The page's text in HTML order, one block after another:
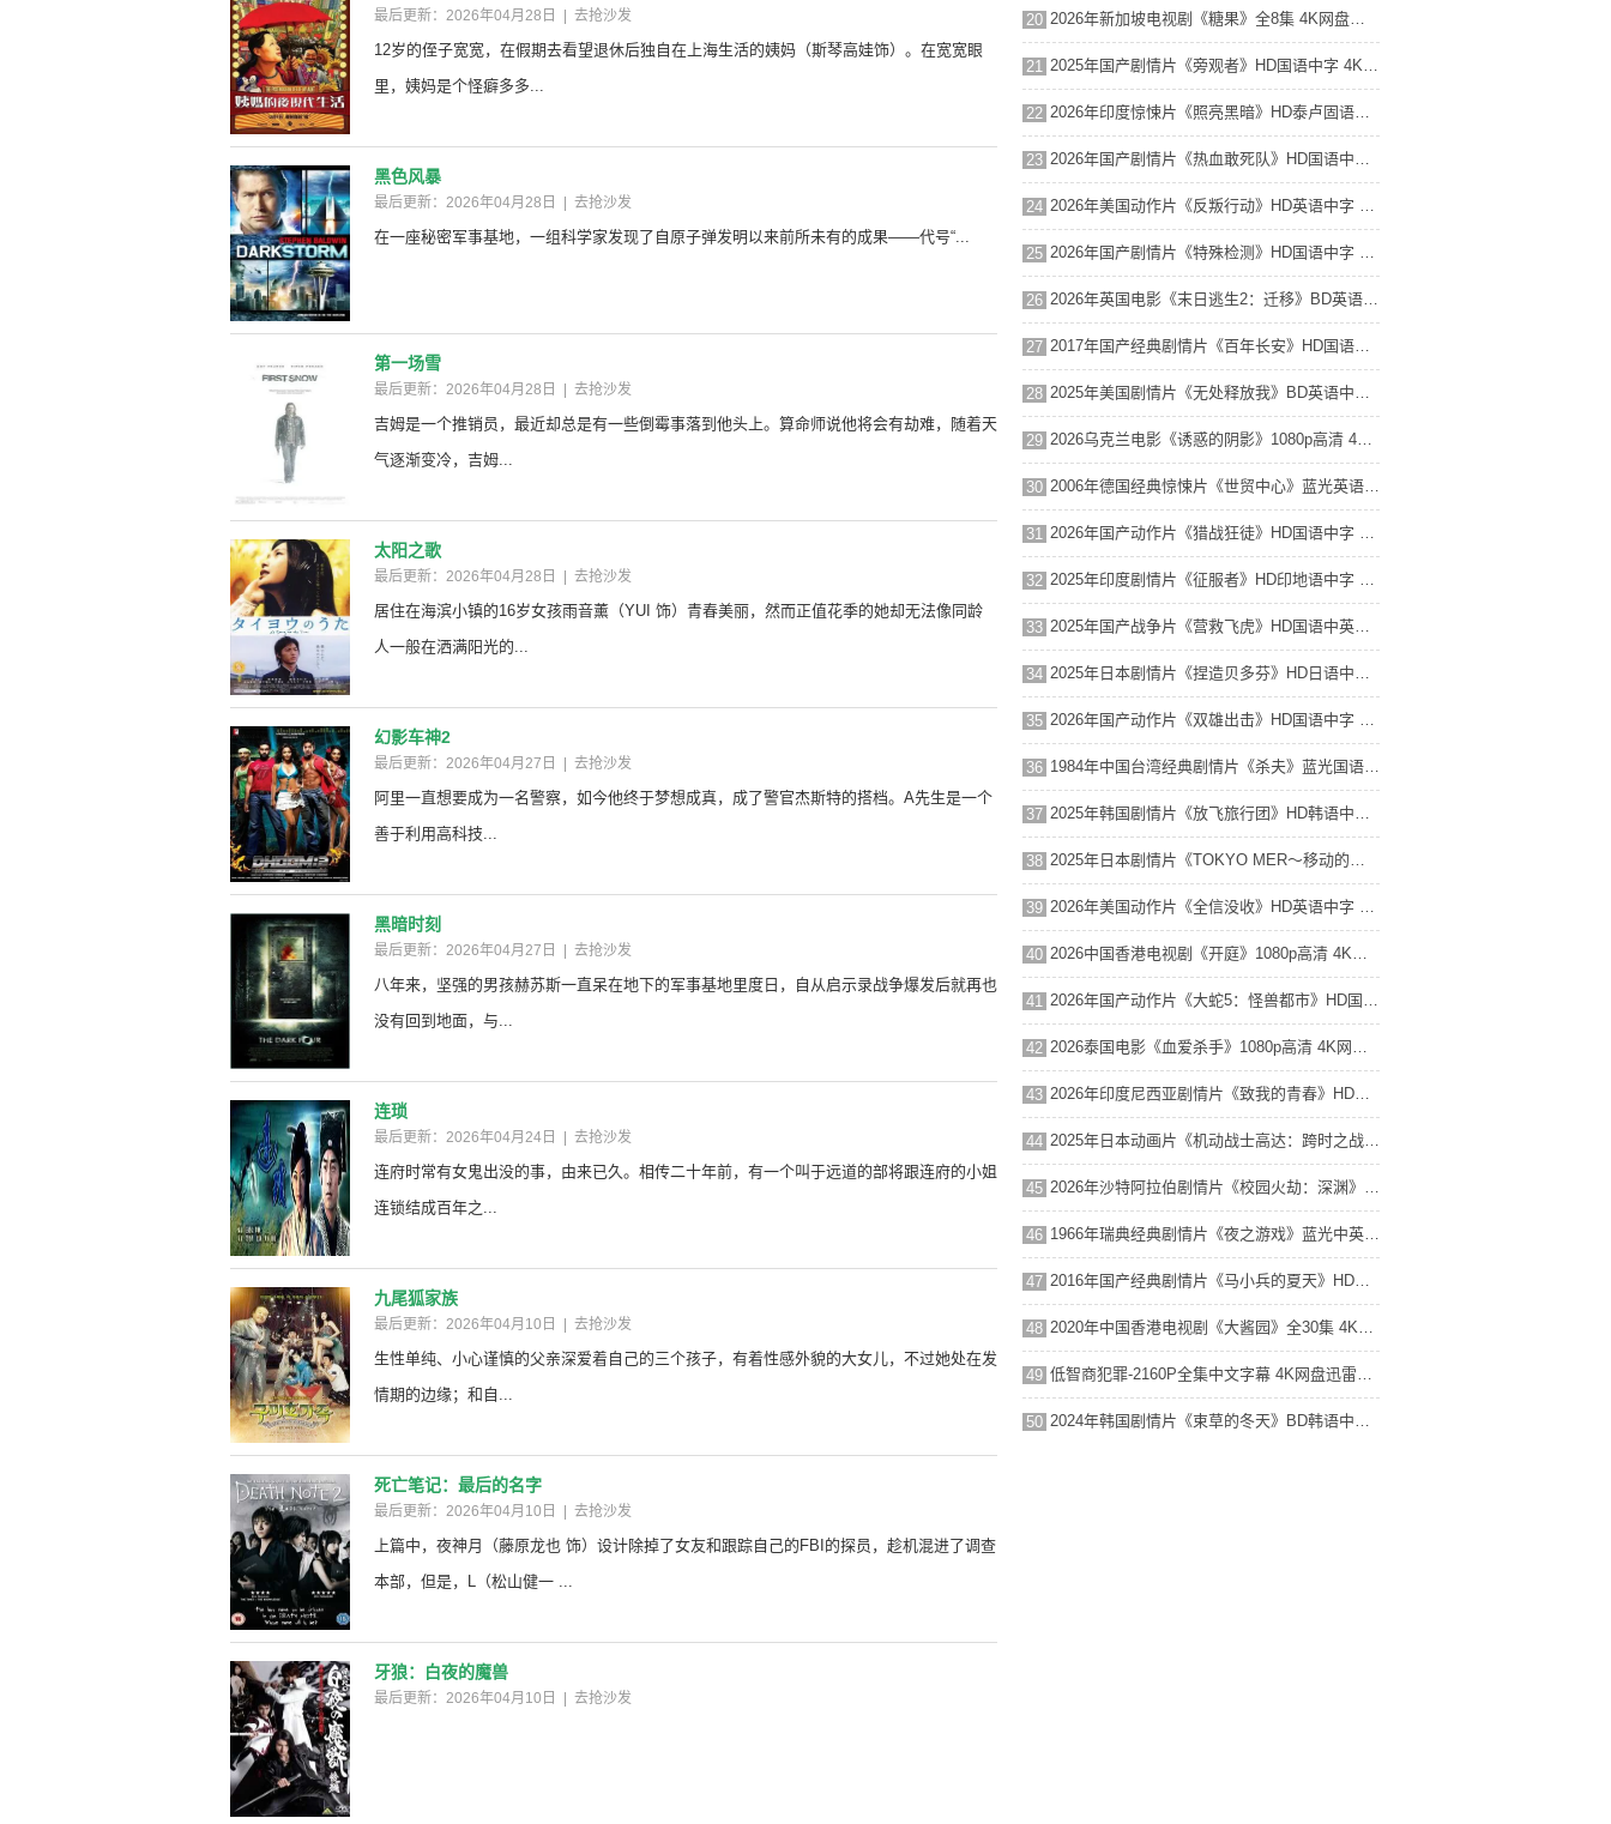
最后更新：2026年04月28日 去抢沙发
12岁的侄子宽宽，在假期去看望退休后独自在上海生活的姨妈（斯琴高娃饰）。在宽宽眼
里，姨妈是个怪癖多多...
黑色风暴
最后更新：2026年04月28日 去抢沙发
在一座秘密军事基地，一组科学家发现了自原子弹发明以来前所未有的成果——代号“...
第一场雪
最后更新：2026年04月28日 去抢沙发
吉姆是一个推销员，最近却总是有一些倒霉事落到他头上。算命师说他将会有劫难，随着天
气逐渐变冷，吉姆...
太阳之歌
最后更新：2026年04月28日 去抢沙发
居住在海滨小镇的16岁女孩雨音薰（YUI 饰）青春美丽，然而正值花季的她却无法像同龄
人一般在洒满阳光的...
幻影车神2
最后更新：2026年04月27日 去抢沙发
阿里一直想要成为一名警察，如今他终于梦想成真，成了警官杰斯特的搭档。A先生是一个
善于利用高科技...
黑暗时刻
最后更新：2026年04月27日 去抢沙发
八年来，坚强的男孩赫苏斯一直呆在地下的军事基地里度日，自从启示录战争爆发后就再也
没有回到地面，与...
连琐
最后更新：2026年04月24日 去抢沙发
连府时常有女鬼出没的事，由来已久。相传二十年前，有一个叫于远道的部将跟连府的小姐
连锁结成百年之...
九尾狐家族
最后更新：2026年04月10日 去抢沙发
生性单纯、小心谨慎的父亲深爱着自己的三个孩子，有着性感外貌的大女儿，不过她处在发
情期的边缘；和自...
死亡笔记：最后的名字
最后更新：2026年04月10日 去抢沙发
上篇中，夜神月（藤原龙也 饰）设计除掉了女友和跟踪自己的FBI的探员，趁机混进了调查
本部，但是，L（松山健一 ...
牙狼：白夜的魔兽
最后更新：2026年04月10日 去抢沙发
20 2026年新加坡电视剧《糖果》全8集 4K网盘迅雷下载
21 2025年国产剧情片《旁观者》HD国语中字 4K网盘迅雷下载
22 2026年印度惊悚片《照亮黑暗》HD泰卢固语中字 4K网盘迅雷下载
23 2026年国产剧情片《热血敢死队》HD国语中字 4K网盘迅雷下载
24 2026年美国动作片《反叛行动》HD英语中字 4K网盘迅雷下载
25 2026年国产剧情片《特殊检测》HD国语中字 4K网盘迅雷下载
26 2026年英国电影《末日逃生2：迁移》BD英语中字 4K网盘迅雷下载
27 2017年国产经典剧情片《百年长安》HD国语中字 4K网盘迅雷下载
28 2025年美国剧情片《无处释放我》BD英语中字 4K网盘迅雷下载
29 2026乌克兰电影《诱惑的阴影》1080p高清 4K网盘迅雷下载
30 2006年德国经典惊悚片《世贸中心》蓝光英语中字 4K网盘迅雷下载
31 2026年国产动作片《猎战狂徒》HD国语中字 4K网盘迅雷下载
32 2025年印度剧情片《征服者》HD印地语中字 4K网盘迅雷下载
33 2025年国产战争片《营救飞虎》HD国语中英双字 4K网盘迅雷下载
34 2025年日本剧情片《捏造贝多芬》HD日语中字 4K网盘迅雷下载
35 2026年国产动作片《双雄出击》HD国语中字 4K网盘迅雷下载
36 1984年中国台湾经典剧情片《杀夫》蓝光国语中字 4K网盘迅雷下载
37 2025年韩国剧情片《放飞旅行团》HD韩语中字 4K网盘迅雷下载
38 2025年日本剧情片《TOKYO MER～移动的急救室～ 南海任务 电影》BD日语中字 4K网盘迅雷下载
39 2026年美国动作片《全信没收》HD英语中字 4K网盘迅雷下载
40 2026中国香港电视剧《开庭》1080p高清 4K网盘迅雷下载
41 2026年国产动作片《大蛇5：怪兽都市》HD国语中字 4K网盘迅雷下载
42 2026泰国电影《血爱杀手》1080p高清 4K网盘迅雷下载
43 2026年印度尼西亚剧情片《致我的青春》HD印度尼西亚语中字 4K网盘迅雷下载
44 2025年日本动画片《机动战士高达：跨时之战》HD国日双语中字 4K网盘迅雷下载
45 2026年沙特阿拉伯剧情片《校园火劫：深渊》HD阿拉伯语中字 4K网盘迅雷下载
46 1966年瑞典经典剧情片《夜之游戏》蓝光中英双字 4K网盘迅雷下载
47 2016年国产经典剧情片《马小兵的夏天》HD国语中字 4K网盘迅雷下载
48 2020年中国香港电视剧《大酱园》全30集 4K网盘迅雷下载
49 低智商犯罪-2160P全集中文字幕 4K网盘迅雷下载
50 2024年韩国剧情片《束草的冬天》BD韩语中字 4K网盘迅雷下载